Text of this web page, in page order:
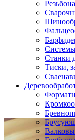
Станки
Тиски,